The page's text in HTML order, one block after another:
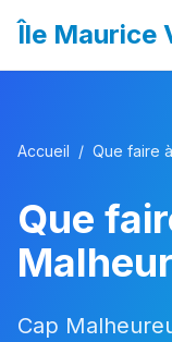
Île Maurice
Que faire
Itinéraires
Budget
Quand partir
Accueil / Que faire
Que
Cap